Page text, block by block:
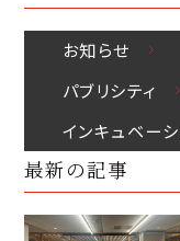
お知らせ
パブリシティ
インキュベー
最新の記事